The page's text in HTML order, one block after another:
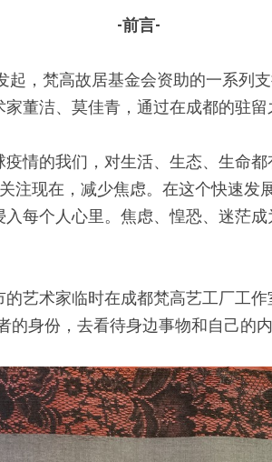
-前言-
起，梵高故居基金会资助的一系列
董洁、莫佳青，通过在成都的驻留
疫情的我们，对生活、生态、生命
注现在，减少焦虑。在这个快速发
每个人心里。焦虑、惶恐、迷茫
艺术家临时在成都梵高艺工厂工
身份，去看待身边事物和自己的内